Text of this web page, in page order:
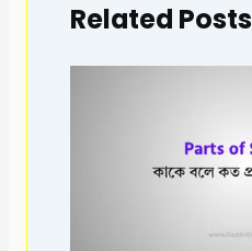
Related Posts